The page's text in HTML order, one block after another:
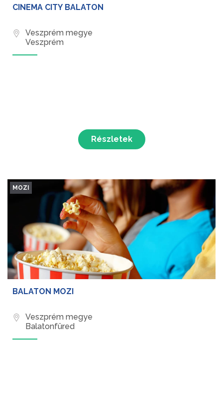
CINEMA CITY BALATON
Veszprém megye
Veszprém
Részletek
MOZI
BALATON MOZI
Veszprém megye
Balatonfüred